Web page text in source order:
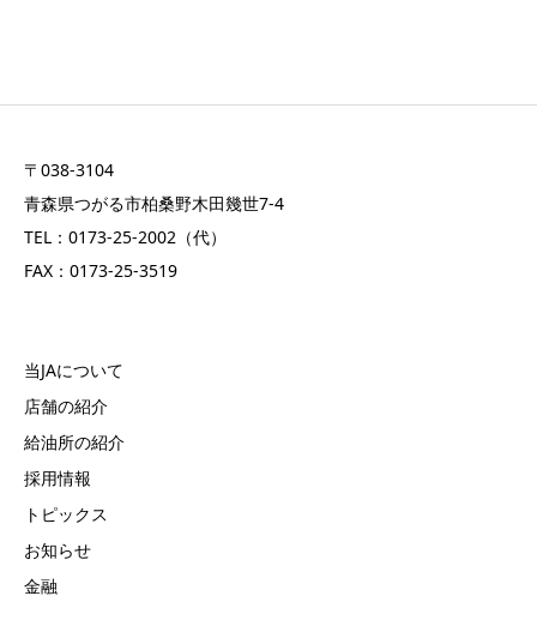
〒038-3104
青森県つがる市柏桑野木田幾世7-4
TEL：0173-25-2002（代）
FAX：0173-25-3519
当JAについて
店舗の紹介
給油所の紹介
採用情報
トピックス
お知らせ
金融